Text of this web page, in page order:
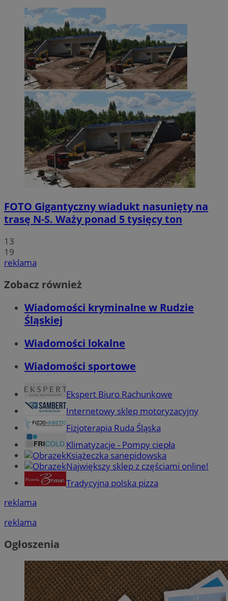
FOTO Gigantyczny wiadukt nasunięty na
trasę N-S. Waży ponad 5 tysięcy ton
13
19
reklama
Zobacz również
Wiadomości kryminalne w Rudzie
Śląskiej
Wiadomości lokalne
Wiadomości sportowe
Ekspert Biuro Rachunkowe
Internetowy sklep motoryzacyjny
Fizjoterapia Ruda Śląska
Klimatyzacje - Pompy ciepła
Książeczka sanepidowska
Największy sklep z częściami online!
Tradycyjna polska pizza
reklama
reklama
Ogłoszenia